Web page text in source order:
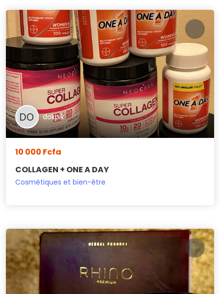
dokpik
10 000 Fcfa
COLLAGEN + ONE A DAY
Cosmétiques et bien-être